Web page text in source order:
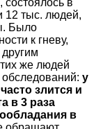
12 тыс. людей,
Было
к гневу,
же людей
обследований: у
злится и
в 3 раза
в